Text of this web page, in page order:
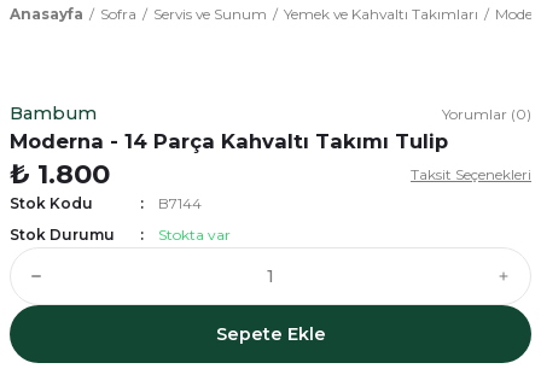
Anasayfa Sofra Servis ve Sunum Yemek ve Kahvaltı Takımları
Bambum Yorumlar (0)
Moderna - 14 Parça Kahvaltı Takımı Tulip
₺ 1.800
Taksit Seçenekleri
Stok Kodu
B7144
Stok Durumu
Stokta var
Sepete Ekle